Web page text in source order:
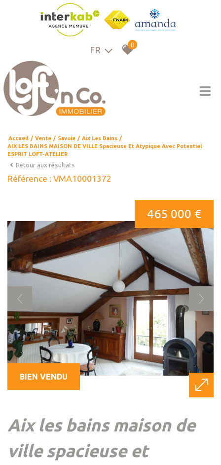
FR 0
Accueil Vente Savoie
Aix Les Bains
AIX LES BAINS MAISON DE VILLE Spacieuse Et Atypique Avec Potentiel
ESPRIT LOFT-ATELIER
Retour aux résultats
Référence : VMA10001372
BIEN VENDU
465 000 €
aix les bains maison de
ville spacieuse et